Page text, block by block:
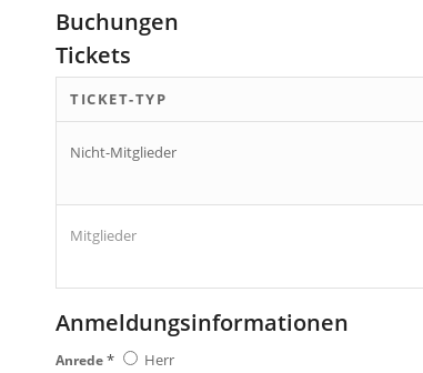
Buchungen
Tickets
TICKET-TYP
Nicht-Mitglieder
Mitglieder
Anmeldungsinformationen
Anrede*
Herr